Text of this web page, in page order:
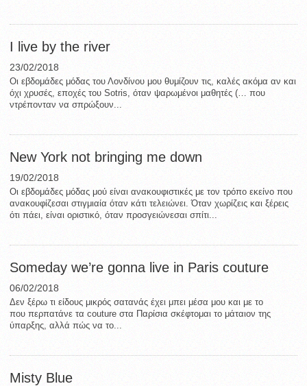
I live by the river
23/02/2018
Οι εβδομάδες μόδας του Λονδίνου μου θυμίζουν τις, καλές ακόμα αν και
όχι χρυσές, εποχές του Sotris, όταν ψαρωμένοι μαθητές (… που
ντρέπονταν να σπρώξουν...
New York not bringing me down
19/02/2018
Οι εβδομάδες μόδας μού είναι ανακουφιστικές με τον τρόπο εκείνο που
ανακουφίζεσαι στιγμιαία όταν κάτι τελειώνει. Όταν χωρίζεις και ξέρεις
ότι πάει, είναι οριστικό, όταν προσγειώνεσαι σπίτι...
Someday we’re gonna live in Paris couture
06/02/2018
Δεν ξέρω τι είδους μικρός σατανάς έχει μπει μέσα μου και με το
που περπατάνε τα couture στα Παρίσια σκέφτομαι το μάταιον της
ύπαρξης, αλλά πώς να το...
Misty Blue